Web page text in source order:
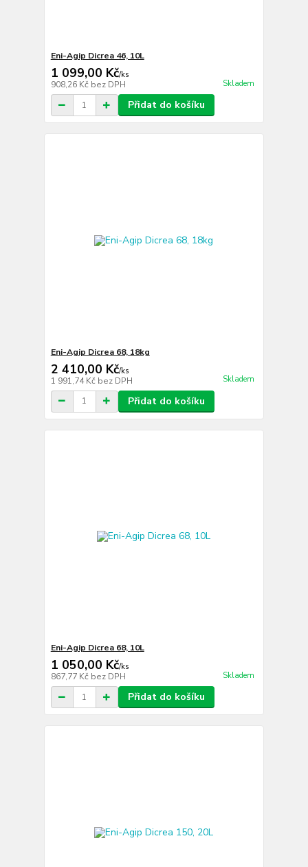
Eni-Agip Dicrea 46, 10L
1 099,00 Kč/ks
908,26 Kč bez DPH Skladem
Přidat do košíku
Eni-Agip Dicrea 68, 18kg
2 410,00 Kč/ks
1 991,74 Kč bez DPH Skladem
Přidat do košíku
Eni-Agip Dicrea 68, 10L
1 050,00 Kč/ks
867,77 Kč bez DPH Skladem
Přidat do košíku